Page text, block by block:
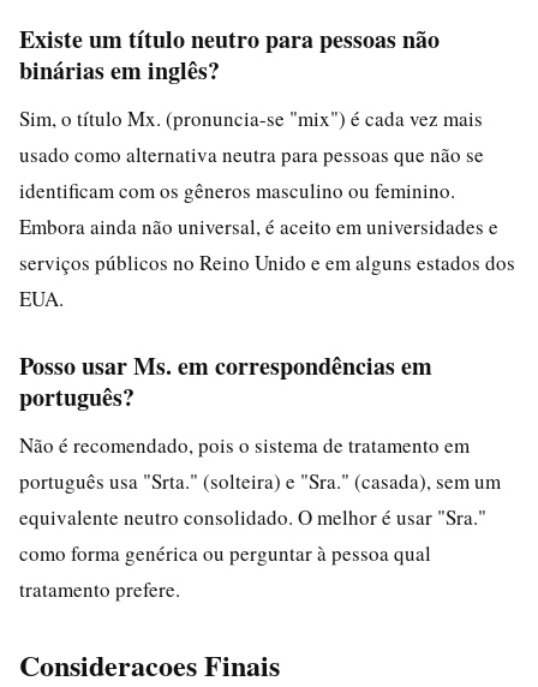
Existe um título neutro para pessoas não
binárias em inglês?
Sim, o título Mx. (pronuncia-se "mix") é cada vez mais
usado como alternativa neutra para pessoas que não se
identificam com os gêneros masculino ou feminino.
Embora ainda não universal, é aceito em universidades e
serviços públicos no Reino Unido e em alguns estados dos
EUA.
Posso usar Ms. em correspondências em
português?
Não é recomendado, pois o sistema de tratamento em
português usa "Srta." (solteira) e "Sra." (casada), sem um
equivalente neutro consolidado. O melhor é usar "Sra."
como forma genérica ou perguntar à pessoa qual
tratamento prefere.
Consideracoes Finais